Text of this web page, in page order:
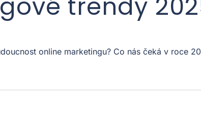
online marketingu? Co nás čeká v roce